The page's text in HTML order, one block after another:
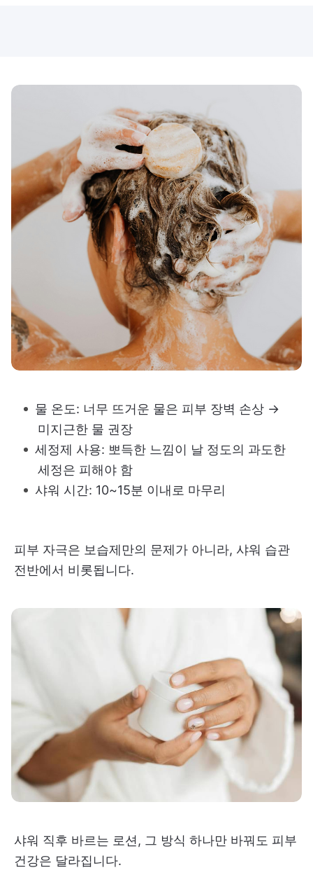
물 온도: 너무 뜨거운 물은 피부 장벽 손상 →
미지근한 물 권장
세정제 사용: 뽀득한 느낌이 날 정도의 과도한
세정은 피해야 함
샤워 시간: 10~15분 이내로 마무리
피부 자극은 보습제만의 문제가 아니라, 샤워 습관
전반에서 비롯됩니다.
샤워 직후 바르는 로션, 그 방식 하나만 바꿔도 피부
건강은 달라집니다.